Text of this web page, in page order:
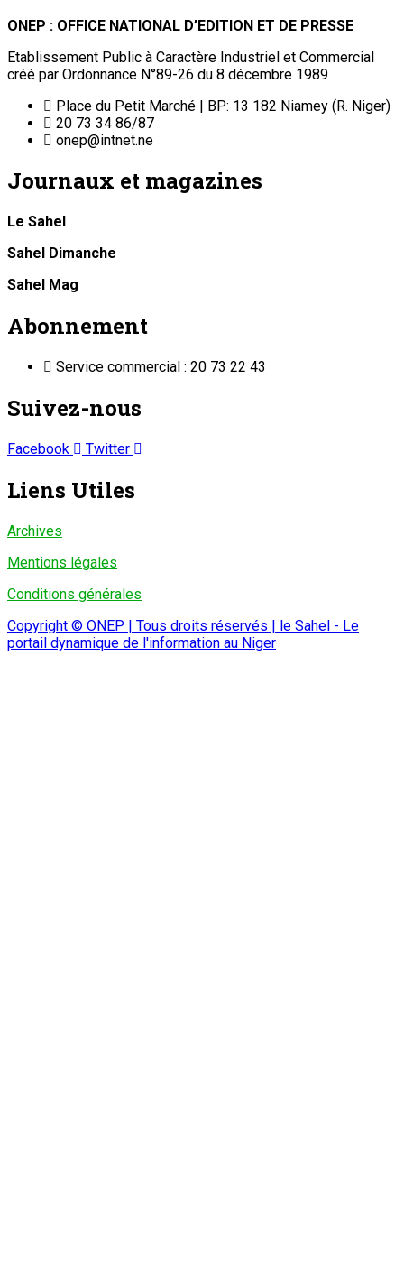
ONEP : OFFICE NATIONAL D’EDITION ET DE PRESSE
Etablissement Public à Caractère Industriel et Commercial
créé par Ordonnance N°89-26 du 8 décembre 1989
Place du Petit Marché | BP: 13 182 Niamey (R. Niger)
20 73 34 86/87
onep@intnet.ne
Journaux et magazines
Le Sahel
Sahel Dimanche
Sahel Mag
Abonnement
Service commercial : 20 73 22 43
Suivez-nous
Facebook Twitter
Liens Utiles
Archives
Mentions légales
Conditions générales
Copyright © ONEP | Tous droits réservés | le Sahel - Le
portail dynamique de l'information au Niger